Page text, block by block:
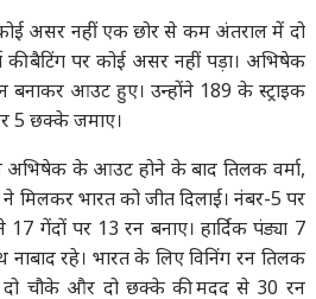
असर नहीं एक छोर से कम अंतराल में दो
की बैटिंग पर कोई असर नहीं पड़ा। अभिषेक
बनाकर आउट हुए। उन्होंने 189 के स्ट्राइक
5 छक्के जमाए।
अभिषेक के आउट होने के बाद तिलक वर्मा,
मिलकर भारत को जीत दिलाई। नंबर-5 पर
गेंदों पर 13 रन बनाए। हार्दिक पंड्या 7
रहे। भारत के लिए विनिंग रन तिलक
दो चौके और दो छक्के की मदद से 30 रन